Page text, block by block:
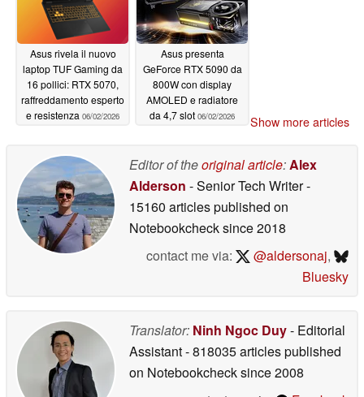
Asus rivela il nuovo
laptop TUF Gaming da
16 pollici: RTX 5070,
raffreddamento esperto
e resistenza 06/02/2026
Asus presenta
GeForce RTX 5090 da
800W con display
AMOLED e radiatore
da 4,7 slot 06/02/2026 Show more articles
Editor of theoriginal article:Alex
Alderson - Senior Tech Writer-
15160 articles published on
Notebookchecksince 2018
contact me via:
@aldersonaj,
Bluesky
Translator: Ninh Ngoc Duy- Editorial
Assistant- 818035 articles published
on Notebookchecksince 2008